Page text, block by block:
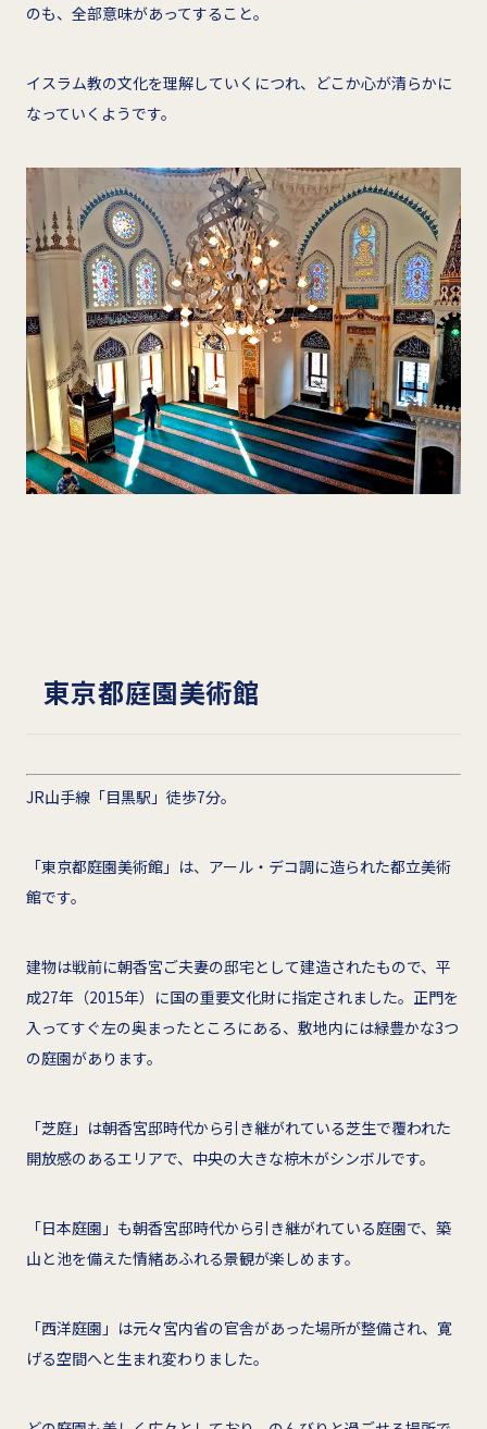
のも、全部意味があってすること。
イスラム教の文化を理解していくにつれ、どこか心が清らかに
なっていくようです。
東京都庭園美術館
JR山手線「目黒駅」徒歩7分。
「東京都庭園美術館」は、アール・デコ調に造られた都立美術
館です。
建物は戦前に朝香宮ご夫妻の邸宅として建造されたもので、平
成27年（2015年）に国の重要文化財に指定されました。正門を
入ってすぐ左の奥まったところにある、敷地内には緑豊かな3つ
の庭園があります。
「芝庭」は朝香宮邸時代から引き継がれている芝生で覆われた
開放感のあるエリアで、中央の大きな椋木がシンボルです。
「日本庭園」も朝香宮邸時代から引き継がれている庭園で、築
山と池を備えた情緒あふれる景観が楽しめます。
「西洋庭園」は元々宮内省の官舎があった場所が整備され、寛
げる空間へと生まれ変わりました。